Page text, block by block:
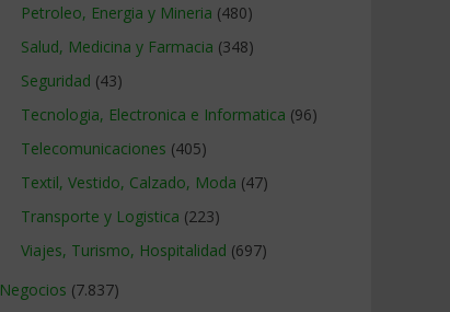
Petroleo, Energia y Mineria (480)
Salud, Medicina y Farmacia (348)
Seguridad (43)
Tecnologia, Electronica e Informatica (96)
Telecomunicaciones (405)
Textil, Vestido, Calzado, Moda (47)
Transporte y Logistica (223)
Viajes, Turismo, Hospitalidad (697)
Negocios (7.837)